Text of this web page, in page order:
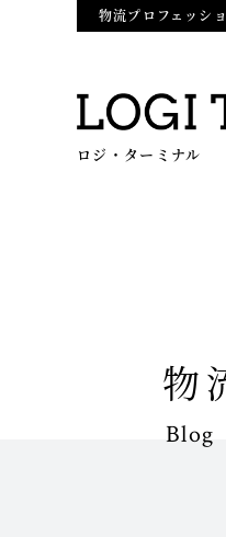
物流プロフェッシ
ロジ・ターミナル
物
Blog